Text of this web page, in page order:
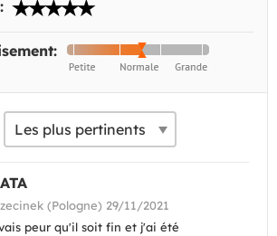
(Pologne) 29/11/2021
peur qu'il soit fin et j'ai été